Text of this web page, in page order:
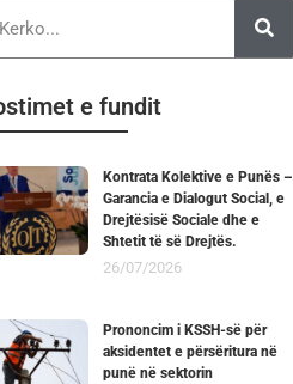
e fundit
Kontrata Kolektive e Punës –
Garancia e Dialogut Social, e
Drejtësisë Sociale dhe e
Shtetit të së Drejtës.
26/07/2026
Prononcim i KSSH-së për
aksidentet e përsëritura në
punë në sektorin